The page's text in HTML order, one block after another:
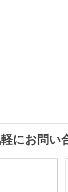
にお問い